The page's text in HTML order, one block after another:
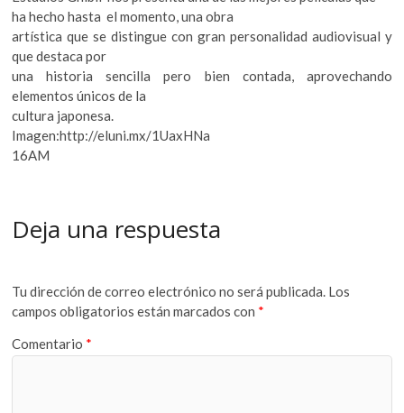
ha hecho hasta el momento, una obra
artística que se distingue con gran personalidad audiovisual y
que destaca por
una historia sencilla pero bien contada, aprovechando
elementos únicos de la
cultura japonesa.
Imagen:http://eluni.mx/1UaxHNa
16AM
Deja una respuesta
Tu dirección de correo electrónico no será publicada. Los
campos obligatorios están marcados con *
Comentario *